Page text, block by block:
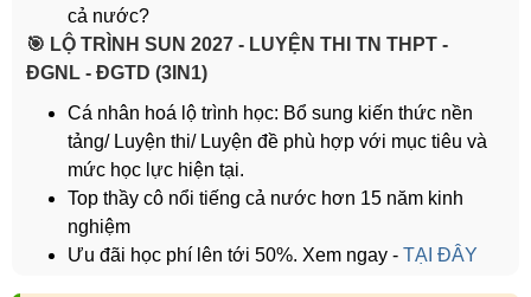
cả nước?
️🎯 LỘ TRÌNH SUN 2027 - LUYỆN THI TN THPT -
ĐGNL - ĐGTD (3IN1)
Cá nhân hoá lộ trình học: Bổ sung kiến thức nền
tảng/ Luyện thi/ Luyện đề phù hợp với mục tiêu và
mức học lực hiện tại.
Top thầy cô nổi tiếng cả nước hơn 15 năm kinh
nghiệm
Ưu đãi học phí lên tới 50%. Xem ngay - TẠI ĐÂY